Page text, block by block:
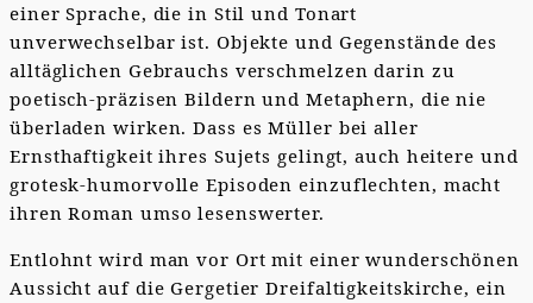
einer Sprache, die in Stil und Tonart
unverwechselbar ist. Objekte und Gegenstände des
alltäglichen Gebrauchs verschmelzen darin zu
poetisch-präzisen Bildern und Metaphern, die nie
überladen wirken. Dass es Müller bei aller
Ernsthaftigkeit ihres Sujets gelingt, auch heitere und
grotesk-humorvolle Episoden einzuflechten, macht
ihren Roman umso lesenswerter.
Entlohnt wird man vor Ort mit einer wunderschönen
Aussicht auf die Gergetier Dreifaltigkeitskirche, ein